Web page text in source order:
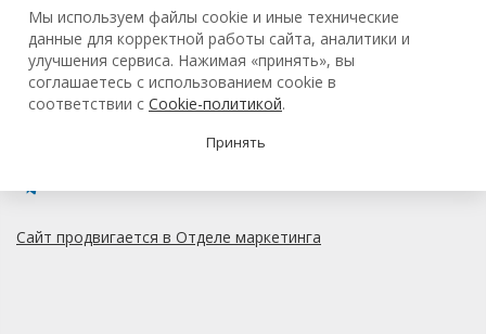
ООО «ВитаХим Пермь»
ОГРН: 1115905003059
ИНН/КПП: 5905285619/590501001
Сайт продвигается в Отделе маркетинга
Мы используем файлы cookie и иные технические
данные для корректной работы сайта, аналитики и
улучшения сервиса. Нажимая «принять», вы
соглашаетесь с использованием cookie в
соответствии с Cookie-политикой.
Принять